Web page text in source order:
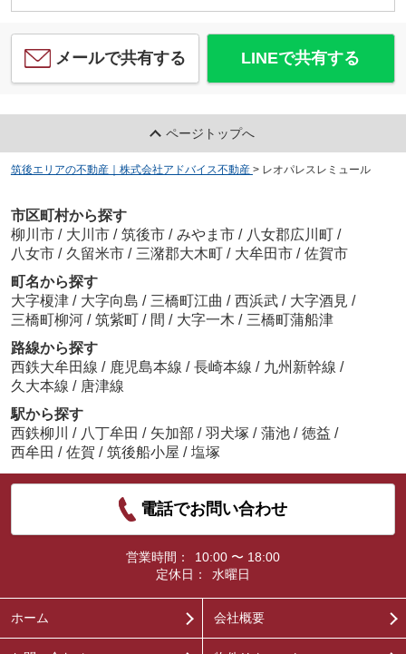
メールで共有する LINEで共有する
ページトップへ
筑後エリアの不動産｜株式会社アドバイス不動産 > レオパレスレミュール
市区町村から探す
柳川市 / 大川市 / 筑後市 / みやま市 / 八女郡広川町 /
八女市 / 久留米市 / 三潴郡大木町 / 大牟田市 / 佐賀市
町名から探す
大字榎津 / 大字向島 / 三橋町江曲 / 西浜武 / 大字酒見 /
三橋町柳河 / 筑紫町 / 間 / 大字一木 / 三橋町蒲船津
路線から探す
西鉄大牟田線 / 鹿児島本線 / 長崎本線 / 九州新幹線 /
久大本線 / 唐津線
駅から探す
西鉄柳川
/ 八丁牟田 / 矢加部 / 羽犬塚 / 蒲池 / 徳益 /
西牟田 / 佐賀 / 筑後船小屋 / 塩塚
電話でお問い合わせ
営業時間：
10:00 〜 18:00
定休日：
水曜日
ホーム 会社概要